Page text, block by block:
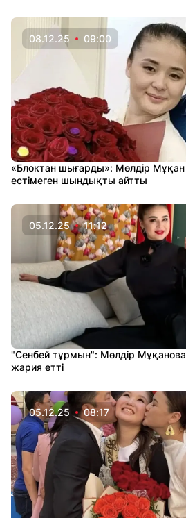
08.12.25 09:00
«Блоктан шығарды»: Мөлдір
естімеген шындықты айтты
05.12.25 11:12
"Сенбей тұрмын": Мөлдір
жария етті
05.12.25 08:17